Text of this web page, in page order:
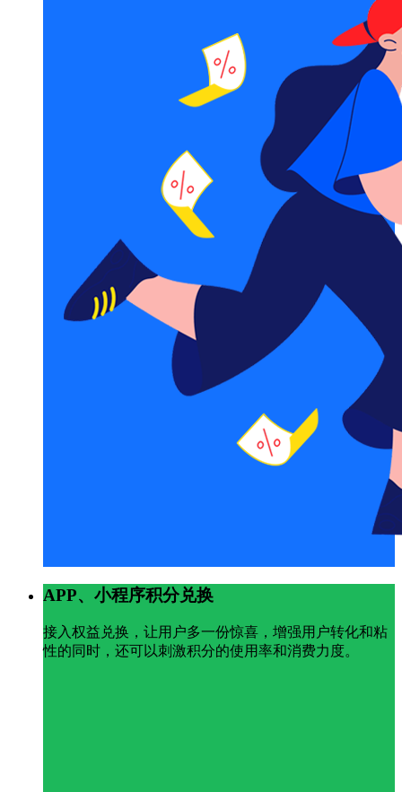
APP、小程序积分兑换
接入权益兑换，让用户多一份惊喜，增强用户转化和粘
性的同时，还可以刺激积分的使用率和消费力度。